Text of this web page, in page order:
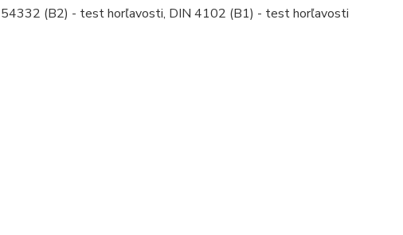
(B2) - test horľavosti, DIN 4102 (B1) - test horľavosti